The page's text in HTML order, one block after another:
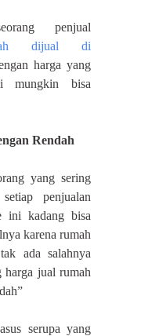
penjual
dijual di
harga yang
mungkin bisa
Rendah
yang sering
penjualan
ini kadang bisa
karena rumah
ada salahnya
harga jual rumah
serupa yang